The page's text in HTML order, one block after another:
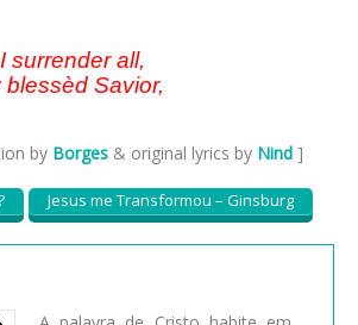
surrender all,
Savior,
by Borges& original lyrics by Nind]
Jesus me Transformou – Ginsburg